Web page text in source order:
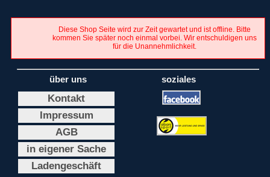
Diese Shop Seite wird zur Zeit gewartet und ist offline. Bitte
kommen Sie später noch einmal vorbei. Wir entschuldigen uns
für die Unannehmlichkeit.
über uns
Kontakt
Impressum
AGB
in eigener Sache
Ladengeschäft
soziales